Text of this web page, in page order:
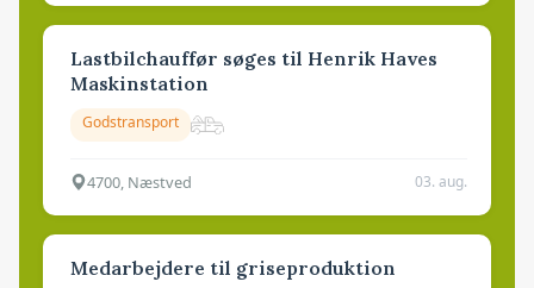
Lastbilchauffør søges til Henrik Haves
Maskinstation
Godstransport
4700, Næstved 03. aug.
Medarbejdere til griseproduktion